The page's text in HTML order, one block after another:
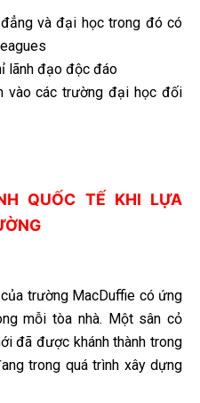
và đại học trong đó có
lãnh đạo độc đáo
vào các trường đại học đối
QUỐC TẾ KHI LỰA
trường MacDuffie có ứng
mỗi tòa nhà. Một sân cỏ
đã được khánh thành trong
trong quá trình xây dựng